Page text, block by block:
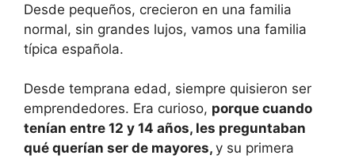
Desde pequeños, crecieron en una familia
normal, sin grandes lujos, vamos una familia
típica española.
Desde temprana edad, siempre quisieron ser
emprendedores. Era curioso, porque cuando
tenían entre 12 y 14 años, les preguntaban
qué querían ser de mayores, y su primera